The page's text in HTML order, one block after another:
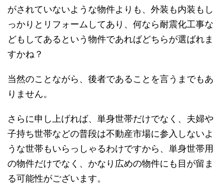
がされていないような物件よりも、外装も内装もし
っかりとリフォームしてあり、何なら耐震化工事な
どもしてあるという物件であればどちらが選ばれま
すかね？
当然のことながら、後者であることを言うまでもあ
りません。
さらに申し上げれば、単身世帯だけでなく、夫婦や
子持ち世帯などの普段は不動産市場に参入しないよ
うな世帯もいらっしゃるわけですから、単身世帯用
の物件だけでなく、かなり広めの物件にも目が留ま
る可能性がございます。